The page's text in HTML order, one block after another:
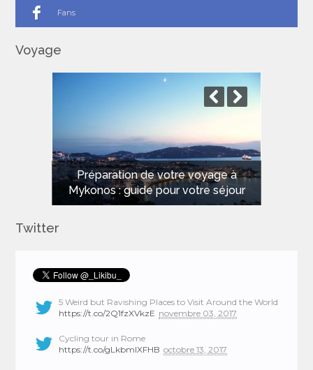
Fans
Voyage
Les meilleures plages de Sardaigne
pour des vacances de rêve
Twitter
5 Weird but Ravishing Places to Visit Around the World
https://t.co/2Q1fzXVkzE novembre 03, 2017
Cycling tour in Rome
https://t.co/gLkbmlXFHB octobre 13, 2017